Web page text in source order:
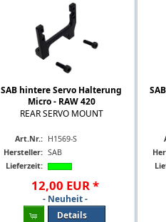
SAB hintere Servo Halterung
Micro - RAW 420
REAR SERVO MOUNT
Art.Nr.: H1569-S
Hersteller: SAB
Lieferzeit:
12,00 EUR*
- Neuheit -
Details